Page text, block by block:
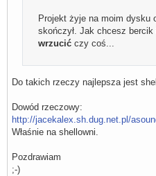
Projekt żyje na moim dysku
skończył. Jak chcesz bercik
wrzucić czy coś...
Do takich rzeczy najlepsza jest
Dowód rzeczowy:
http://jacekalex.sh.dug.net.pl/
Właśnie na shellowni.
Pozdrawiam
;-)